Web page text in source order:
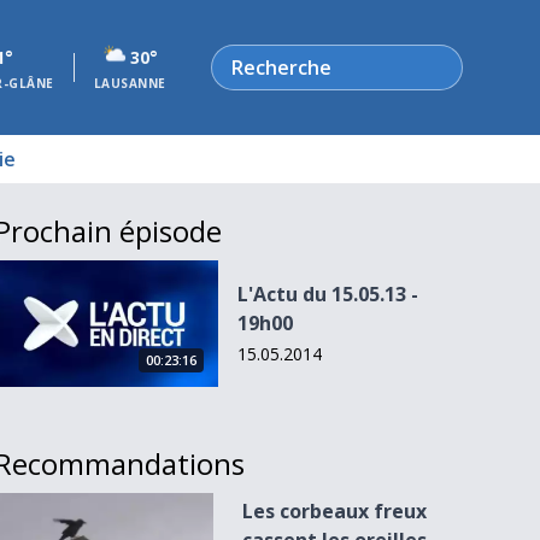
GLÂNE
30°
LAUSANNE
Rechercher
épisode
L&#039;Actu du 15.05.13 - 19h00
00:23:16
L'Actu du 15.05.13 -
19h00
15.05.2014
Les corbeaux freux cassent les oreilles des Yverdonnois.
Les corbeaux freux